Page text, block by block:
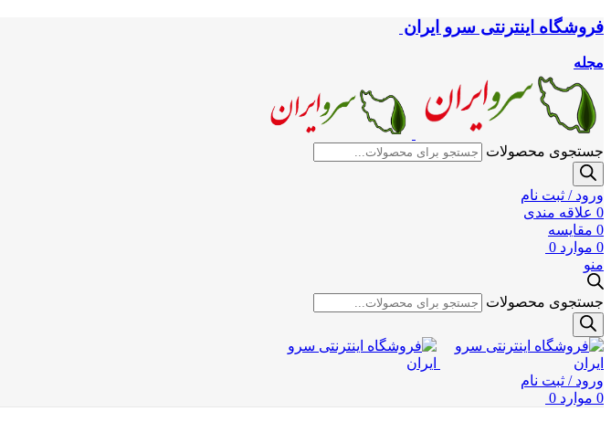
فروشگاه اینترنتی سرو ایران
مجله
جستجوی محصولات
ورود / ثبت نام
0 علاقه مندی
0 مقایسه
0 موارد 0
منو
جستجوی محصولات
ورود / ثبت نام
0 موارد 0